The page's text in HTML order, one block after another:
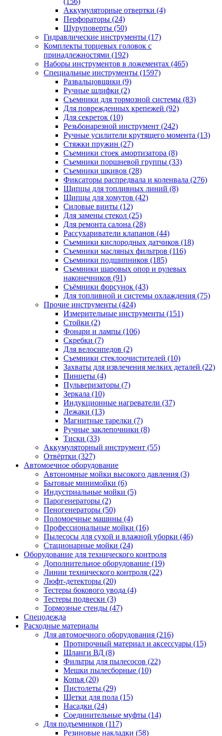
Аккумуляторные отвертки (4)
Перфораторы (24)
Шуруповерты (50)
Гидравлические инструменты (17)
Комплекты торцевых головок с
принадлежностями (192)
Наборы инструментов в ложементах (465)
Специальные инструменты (1597)
Развальцовщики (9)
Ручные шлифки (2)
Съемники для тормозной системы (83)
Для поврежденных крепежей (92)
Для секреток (10)
Резьбонарезной инструмент (242)
Ручные усилители крутящего момента (13)
Стяжки пружин (27)
Съемники стоек амортизатора (8)
Съемники поршневой группы (33)
Съемники шкивов (28)
Фиксаторы распредвала и коленвала (276)
Щипцы для топливных линий (8)
Щипцы для хомутов (42)
Силовые винты (12)
Для замены стекол (25)
Для ремонта салона (28)
Рассухариватели клапанов (44)
Съемники кислородных датчиков (18)
Съемники масляных фильтров (116)
Съемники подшипников (185)
Съемники шаровых опор и рулевых
наконечников (91)
Съёмники форсунок (43)
Для топливной и системы охлаждения (75)
Прочие инструменты (424)
Измерительные инструменты (151)
Стойки (2)
Фонари и лампы (106)
Скребки (7)
Для велосипедов (2)
Съемники стеклоочистителей (10)
Захваты для извлечения мелких деталей (22)
Пинцеты (4)
Пульверизаторы (7)
Зеркала (10)
Индукционные нагреватели (37)
Лежаки (13)
Магнитные тарелки (7)
Ручные заклепочники (8)
Тиски (33)
Аккумуляторный инструмент (55)
Отвёртки (327)
Автомоечное оборудование
Автономные мойки высокого давления (3)
Бытовые минимойки (6)
Индустриальные мойки (5)
Парогенераторы (2)
Пеногенераторы (50)
Поломоечные машины (4)
Профессиональные мойки (16)
Пылесосы для сухой и влажной уборки (46)
Стационарные мойки (24)
Оборудование для технического контроля
Дополнительное оборудование (19)
Линии технического контроля (22)
Люфт-детекторы (20)
Тестеры бокового увода (4)
Тестеры подвески (3)
Тормозные стенды (47)
Спецодежда
Расходные материалы
Для автомоечного оборудования (216)
Протирочный материал и аксессуары (15)
Шланги ВД (8)
Фильтры для пылесосов (22)
Мешки пылесборные (10)
Копья (20)
Пистолеты (29)
Щетки для пола (15)
Насадки (24)
Соединительные муфты (14)
Для подъемников (117)
Резиновые накладки (58)